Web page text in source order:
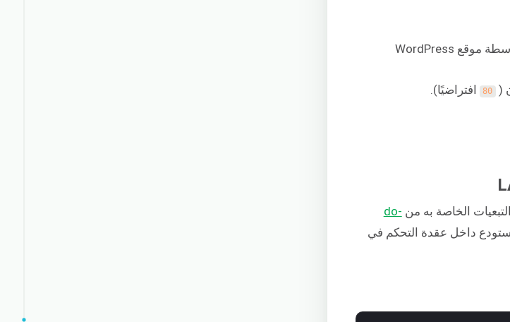
إنشاء مستخدم جديد وقاعدة بيانات جديدة. سيتم استخدامها بواسطة موقع WordPress
80
افتراضيًا).
do-
داخل عقدة التحكم في